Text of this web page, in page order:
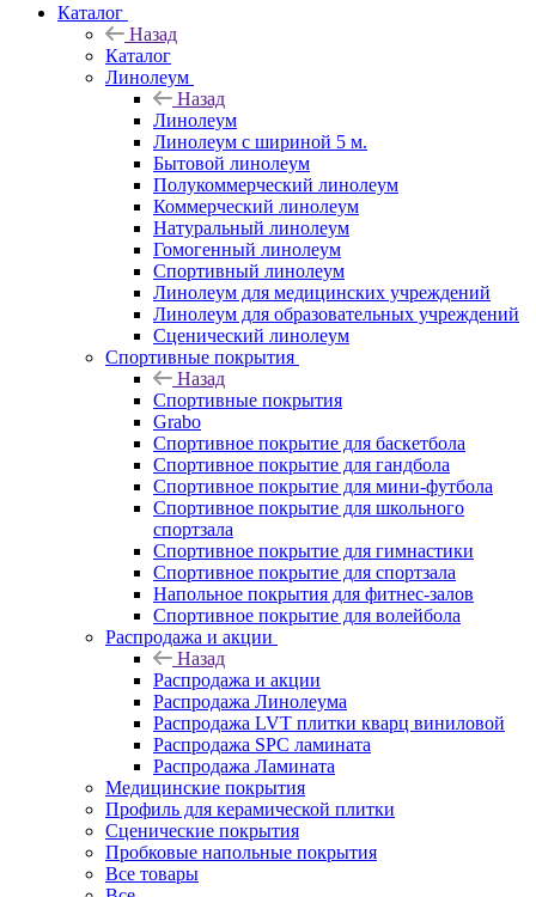
Каталог
Назад
Каталог
Линолеум
Назад
Линолеум
Линолеум с шириной 5 м.
Бытовой линолеум
Полукоммерческий линолеум
Коммерческий линолеум
Натуральный линолеум
Гомогенный линолеум
Спортивный линолеум
Линолеум для медицинских учреждений
Линолеум для образовательных учреждений
Сценический линолеум
Спортивные покрытия
Назад
Спортивные покрытия
Grabo
Спортивное покрытие для баскетбола
Спортивное покрытие для гандбола
Спортивное покрытие для мини-футбола
Спортивное покрытие для школьного
спортзала
Спортивное покрытие для гимнастики
Спортивное покрытие для спортзала
Напольное покрытия для фитнес-залов
Спортивное покрытие для волейбола
Распродажа и акции
Назад
Распродажа и акции
Распродажа Линолеума
Распродажа LVT плитки кварц виниловой
Распродажа SPC ламината
Распродажа Ламината
Медицинские покрытия
Профиль для керамической плитки
Сценические покрытия
Пробковые напольные покрытия
Все товары